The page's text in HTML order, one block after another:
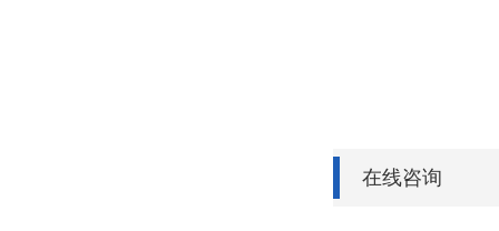
在线咨询